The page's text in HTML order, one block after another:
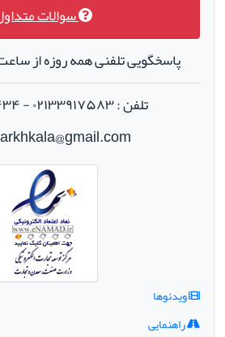
سوالات
پاسخگویی تلفنی همه روزه از ساعت ۱۰ الی۱۹
تلفن : ۰۲۱۳۳۹۱۷۵۸۳ - ۰۲۱۳۳۹۱۴۴۳۴
ویدئوها
راهنمایی